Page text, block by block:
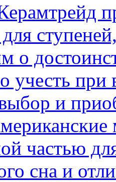
о
учесть при
и
частью
сна и